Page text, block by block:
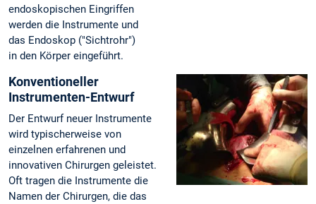
endoskopischen Eingriffen
werden die Instrumente und
das Endoskop ("Sichtrohr")
in den Körper eingeführt.
Konventioneller
Instrumenten-Entwurf
Der Entwurf neuer Instrumente
wird typischerweise von
einzelnen erfahrenen und
innovativen Chirurgen geleistet.
Oft tragen die Instrumente die
Namen der Chirurgen, die das